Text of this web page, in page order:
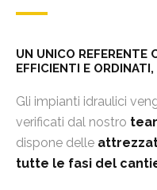
UN UNICO REFERENTE
EFFICIENTI E
Gli impianti idraulici
verificati dal nostro
dispone delle
tutte le fasi del